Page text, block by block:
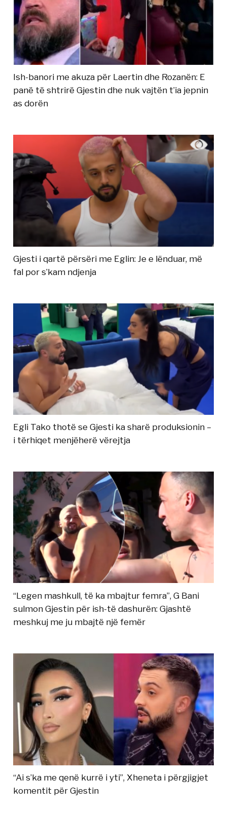
Ish-banori me akuza për Laertin dhe Rozanën: E
panë të shtrirë Gjestin dhe nuk vajtën t’ia jepnin
as dorën
Gjesti i qartë përsëri me Eglin: Je e lënduar, më
fal por s’kam ndjenja
Egli Tako thotë se Gjesti ka sharë produksionin –
i tërhiqet menjëherë vërejtja
“Legen mashkull, të ka mbajtur femra”, G Bani
sulmon Gjestin për ish-të dashurën: Gjashtë
meshkuj me ju mbajtë një femër
“Ai s’ka me qenë kurrë i yti”, Xheneta i përgjigjet
komentit për Gjestin